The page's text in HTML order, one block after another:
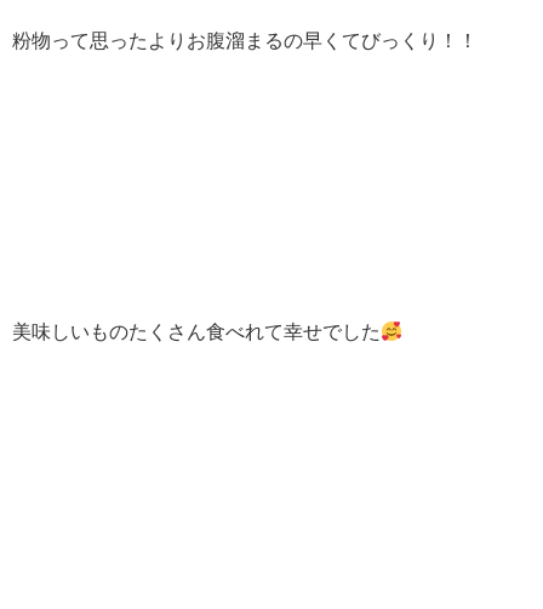
粉物って思ったよりお腹溜まるの早くてびっくり！！
美味しいものたくさん食べれて幸せでした